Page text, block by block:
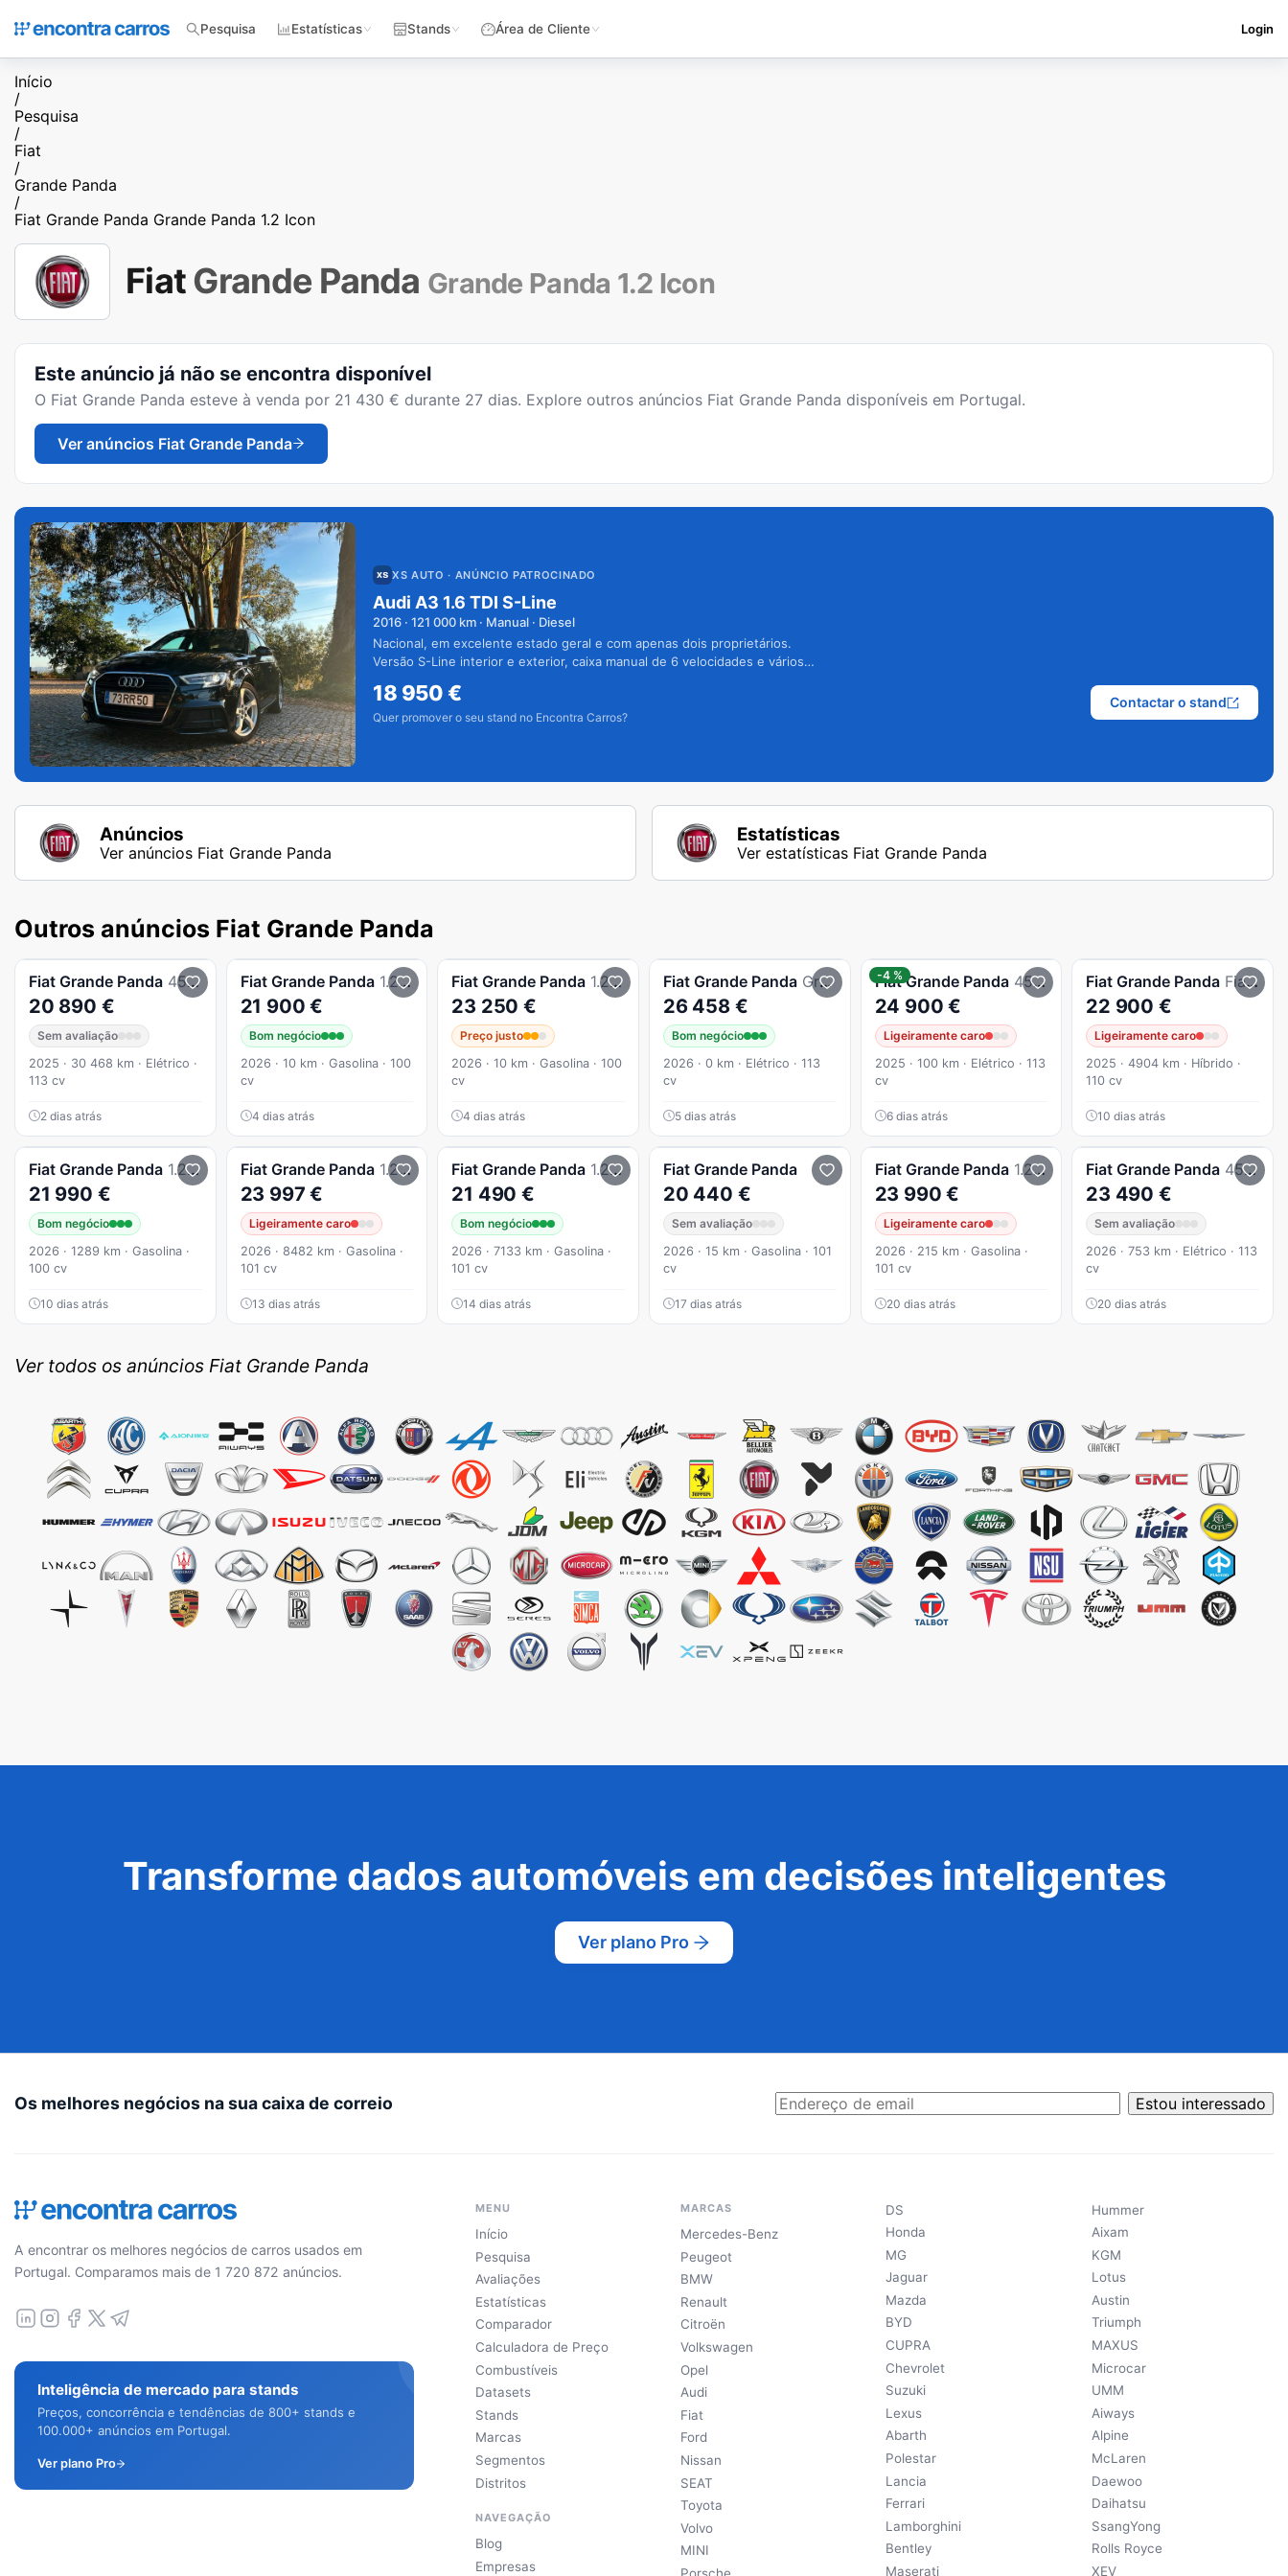
Pesquisa Estatísticas Stands Área de Cliente Login
Início
/
Pesquisa
/
Fiat
/
Grande Panda
/
Fiat Grande Panda Grande Panda 1.2 Icon
FiatGrande Panda Grande Panda 1.2 Icon
Este anúncio já não se encontra disponível
O Fiat Grande Panda esteve à venda por 21 430 € durante 27 dias. Explore outros anúncios Fiat Grande Panda disponíveis em Portugal.
Ver anúncios Fiat Grande Panda
XS AUTO · ANÚNCIO PATROCINADO
Audi A3 1.6 TDI S-Line
2016 · 121 000 km · Manual · Diesel
Nacional, em excelente estado geral e com apenas dois proprietários.
Versão S-Line interior e exterior, caixa manual de 6 velocidades e vários
18 950€
Quer promover o seu stand no Encontra Carros?
Contactar o stand
Anúncios
Ver anúncios Fiat Grande Panda
Estatísticas
Ver estatísticas Fiat Grande Panda
Outros anúncios Fiat Grande Panda
Fiat Grande Panda 45 kWh La Prima
20 890 €
Sem avaliação
2025 · 30 468 km · Elétrico ·
113 cv
2 dias atrás
Fiat Grande Panda 1.2 Icon
21 900 €
Bom negócio
2026 · 10 km · Gasolina · 100
cv
4 dias atrás
Fiat Grande Panda 1.2 La Prima
23 250 €
Preço justo
2026 · 10 km · Gasolina · 100
cv
4 dias atrás
Fiat Grande Panda Grande Panda 45 kWh Icon
26 458 €
Bom negócio
2026 · 0 km · Elétrico · 113
cv
5 dias atrás
-4 %
Fiat Grande Panda 45 kWh La Prima
24 900 €
Ligeiramente caro
2025 · 100 km · Elétrico · 113
cv
6 dias atrás
Fiat Grande Panda Fiat Grande Panda 1.2 Hybrid La Prima eDCT
22 900 €
Ligeiramente caro
2025 · 4904 km · Híbrido ·
110 cv
10 dias atrás
Fiat Grande Panda 1.2 La Prima
21 990 €
Bom negócio
2026 · 1289 km · Gasolina ·
100 cv
10 dias atrás
Fiat Grande Panda 1.2 Hybrid La Prima eDCT
23 997 €
Ligeiramente caro
2026 · 8482 km · Gasolina ·
101 cv
13 dias atrás
Fiat Grande Panda 1.2 Hybrid Icon eDCT
21 490 €
Bom negócio
2026 · 7133 km · Gasolina ·
101 cv
14 dias atrás
Fiat Grande Panda
20 440 €
Sem avaliação
2026 · 15 km · Gasolina · 101
cv
17 dias atrás
Fiat Grande Panda 1.2 Hybrid Icon eDCT
23 990 €
Ligeiramente caro
2026 · 215 km · Gasolina ·
101 cv
20 dias atrás
Fiat Grande Panda 45 kWh RED
23 490 €
Sem avaliação
2026 · 753 km · Elétrico · 113
cv
20 dias atrás
Ver todos os anúncios Fiat Grande Panda
Transforme dados automóveis em decisões inteligentes
Ver plano Pro
Os melhores negócios na sua caixa de correio Estou interessado
A encontrar os melhores negócios de carros usados em
Portugal. Comparamos mais de 1 720 872 anúncios.
Inteligência de mercado para stands
Preços, concorrência e tendências de 800+ stands e
100.000+ anúncios em Portugal.
Ver plano Pro
MENU
Início
Pesquisa
Avaliações
Estatísticas
Comparador
Calculadora de Preço
Combustíveis
Datasets
Stands
Marcas
Segmentos
Distritos
NAVEGAÇÃO
Blog
Empresas
MARCAS
Mercedes-Benz
Peugeot
BMW
Renault
Citroën
Volkswagen
Opel
Audi
Fiat
Ford
Nissan
SEAT
Toyota
Volvo
MINI
DS
Honda
MG
Jaguar
Mazda
BYD
CUPRA
Chevrolet
Suzuki
Lexus
Abarth
Polestar
Lancia
Ferrari
Lamborghini
Bentley
Maserati
Hummer
Aixam
KGM
Lotus
Austin
Triumph
MAXUS
Microcar
UMM
Aiways
Alpine
McLaren
Daewoo
Daihatsu
SsangYong
Rolls Royce
XEV